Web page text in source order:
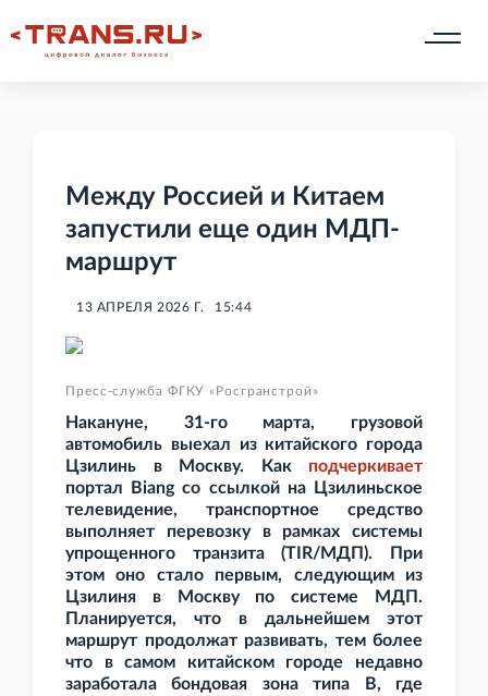
Между Россией и Китаем
запустили еще один МДП-
маршрут
13 АПРЕЛЯ 2026 Г. 15:44
Пресс-служба ФГКУ «Росгранстрой»
Накануне, 31-го марта, грузовой
автомобиль выехал из китайского города
Цзилинь в Москву. Как подчеркивает
портал Biang со ссылкой на Цзилиньское
телевидение, транспортное средство
выполняет перевозку в рамках системы
упрощенного транзита (TIR/МДП). При
этом оно стало первым, следующим из
Цзилиня в Москву по системе МДП.
Планируется, что в дальнейшем этот
маршрут продолжат развивать, тем более
что в самом китайском городе недавно
заработала бондовая зона типа B, где